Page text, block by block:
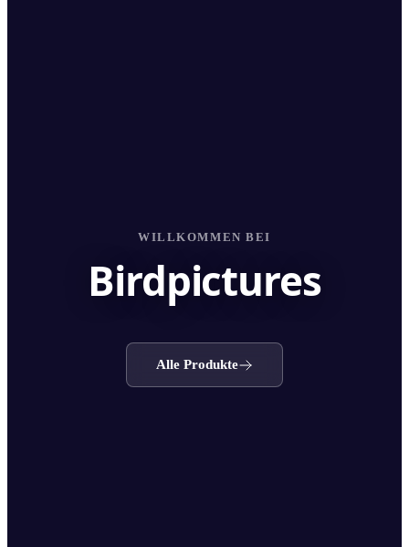
WILLKOMMEN BEI
Birdpictures
Alle Produkte